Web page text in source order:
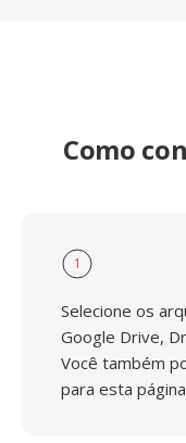
Como
1
Selecione os
Google Drive,
Você também
para esta